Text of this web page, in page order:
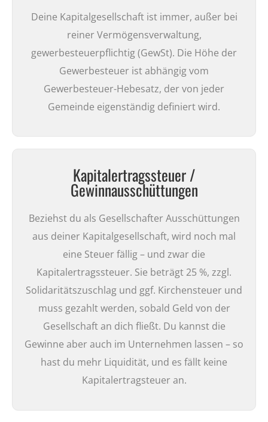
Deine Kapitalgesellschaft ist immer, außer bei
reiner Vermögensverwaltung,
gewerbesteuerpflichtig (GewSt). Die Höhe der
Gewerbesteuer ist abhängig vom
Gewerbesteuer-Hebesatz, der von jeder
Gemeinde eigenständig definiert wird.
Kapitalertragssteuer /
Gewinnausschüttungen
Beziehst du als Gesellschafter Ausschüttungen
aus deiner Kapitalgesellschaft, wird noch mal
eine Steuer fällig – und zwar die
Kapitalertragssteuer. Sie beträgt 25 %, zzgl.
Solidaritätszuschlag und ggf. Kirchensteuer und
muss gezahlt werden, sobald Geld von der
Gesellschaft an dich fließt. Du kannst die
Gewinne aber auch im Unternehmen lassen – so
hast du mehr Liquidität, und es fällt keine
Kapitalertragsteuer an.